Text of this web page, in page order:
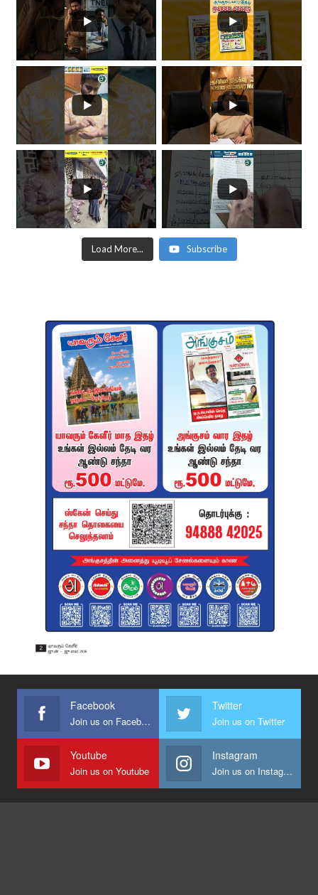
Load More... Subscribe
Facebook
Join us on Facebook
Twitter
Join us on Twitter
Youtube
Join us on Youtube
Instagram
Join us on Instagram